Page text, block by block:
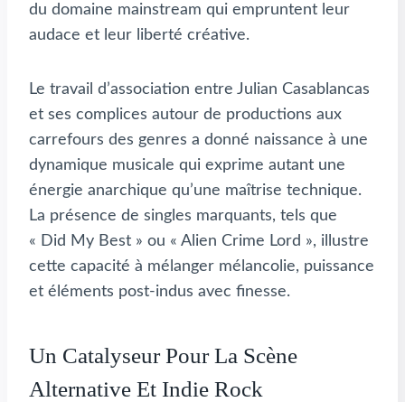
du domaine mainstream qui empruntent leur
audace et leur liberté créative.
Le travail d’association entre Julian Casablancas
et ses complices autour de productions aux
carrefours des genres a donné naissance à une
dynamique musicale qui exprime autant une
énergie anarchique qu’une maîtrise technique.
La présence de singles marquants, tels que
« Did My Best » ou « Alien Crime Lord », illustre
cette capacité à mélanger mélancolie, puissance
et éléments post-indus avec finesse.
Un Catalyseur Pour La Scène
Alternative Et Indie Rock